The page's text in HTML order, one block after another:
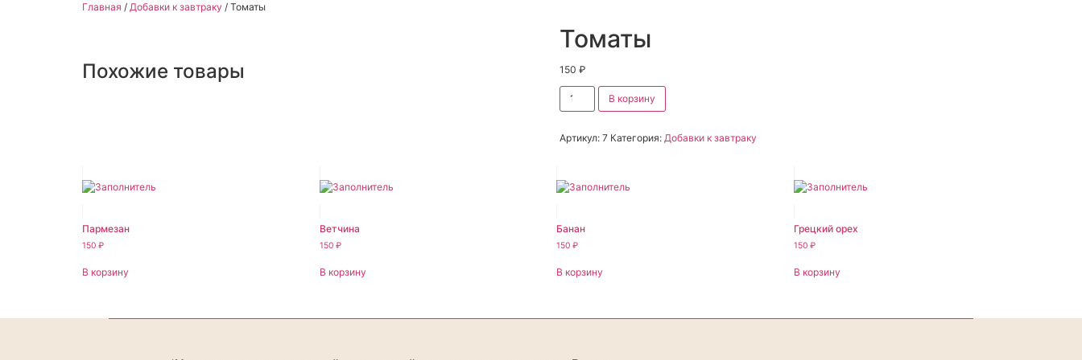
Главная / Добавки к завтраку / Томаты
Томаты
150 ₽
В корзину
Артикул: 7 Категория: Добавки к завтраку
Похожие товары
Пармезан
150 ₽
В корзину
Ветчина
150 ₽
В корзину
Банан
150₽
В корзину
Грецкий орех
150₽
В корзину